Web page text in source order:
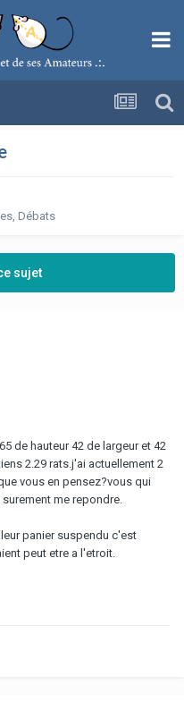
Débats
sujet
de hauteur 42 de largeur et 42
2.29 rats.j'ai actuellement 2
vous en pensez?vous qui
me repondre.
panier suspendu c'est
peut etre a l'etroit.